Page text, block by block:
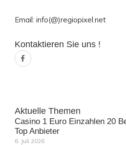
Email: info(@)regiopixel.net
Kontaktieren Sie uns !
F
a
c
-
f
Aktuelle Themen
Casino 1 Euro Einzahlen 20
Top Anbieter
6. Juli 2026